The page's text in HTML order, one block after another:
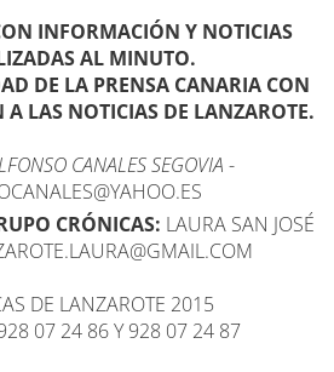
INFORMACIÓN Y NOTICIAS
AL MINUTO.
DE LA PRENSA CANARIA CON
A LAS NOTICIAS DE LANZAROTE.
CANALES SEGOVIA -
CRÓNICAS: LAURA SAN JOSÉ
DE LANZAROTE 2015
07 24 86 Y 928 07 24 87